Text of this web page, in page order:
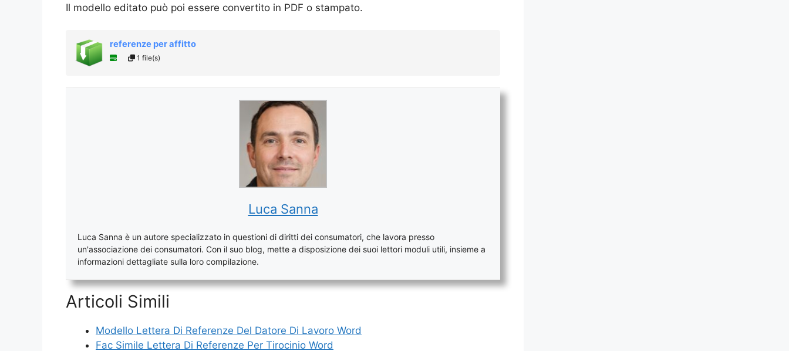
Il modello editato può poi essere convertito in PDF o stampato.
referenze per affitto
1 file(s)
Luca Sanna
Luca Sanna è un autore specializzato in questioni di diritti dei consumatori, che lavora presso
un'associazione dei consumatori. Con il suo blog, mette a disposizione dei suoi lettori moduli utili, insieme a
informazioni dettagliate sulla loro compilazione.
Articoli Simili
Modello Lettera Di Referenze Del Datore Di Lavoro Word
Fac Simile Lettera Di Referenze Per Tirocinio Word